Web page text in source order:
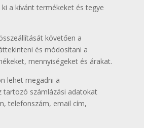
ki a kívánt termékeket és tegye
követően a
és módosítani a
mennyiségeket és árakat.
lehet megadni a
tartozó számlázási adatokat
telefonszám, email cím,